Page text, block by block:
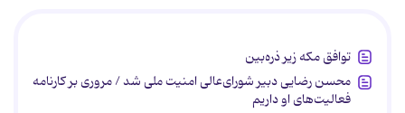
توافق مکه زیر ذره‌بین
محسن رضایی دبیر شورای‌عالی امنیت ملی شد / مروری بر کارنامه
فعالیت‌های او داریم